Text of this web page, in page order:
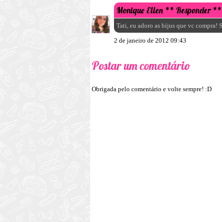
Monique Ellen ** Responder **
Tati, eu adoro as bijus que vc
2 de janeiro de 2012 09:43
Postar um comentário
Obrigada pelo comentário e volte sempre! :D